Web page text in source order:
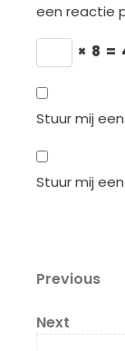
een reactie
× 8 =
Stuur mij
Stuur mij
Previous
Previous
Next
Post
Next